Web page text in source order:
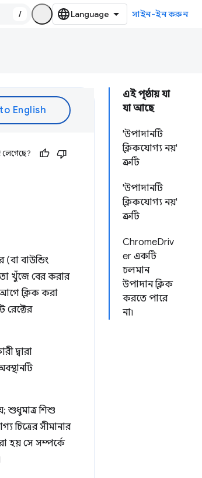
/ সাইন-ইন করুন
এই পৃষ্ঠায় যা
যা আছে
'উপাদানটি
ক্লিকযোগ্য নয়'
ত্রুটি
'উপাদানটি
ক্লিকযোগ্য নয়'
ত্রুটি
ChromeDriv
er একটি
চলমান
উপাদান ক্লিক
করতে পারে
না৷
বাউন্ডিং
তা খুঁজে বের করার
ক্লিক করা
রেক্টের
দ্বারা
শুধুমাত্র শিশু
চিত্রের সীমানার
হয় সে সম্পর্কে